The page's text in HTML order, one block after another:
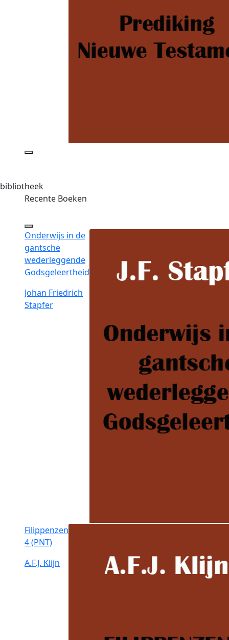
bibliotheek
Recente Boeken
Onderwijs in de
gantsche
wederleggende
Godsgeleertheid
Johan Friedrich
Stapfer
Filippenzen
4 (PNT)
A.F.J. Klijn